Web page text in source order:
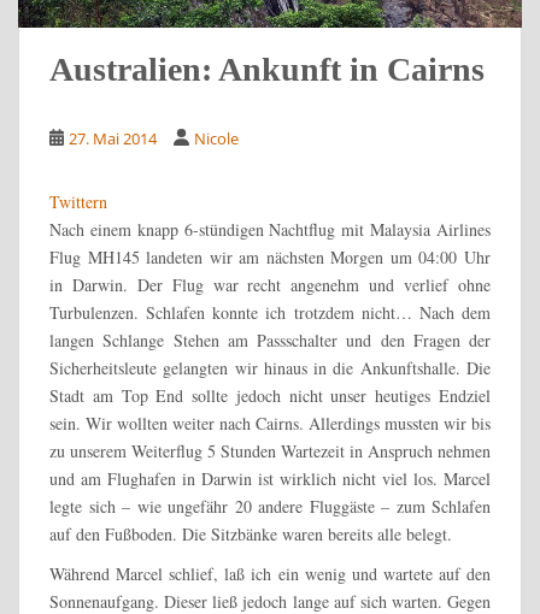
Australien: Ankunft in Cairns
27. Mai 2014 Nicole
Twittern
Nach einem knapp 6-stündigen Nachtflug mit Malaysia Airlines
Flug MH145 landeten wir am nächsten Morgen um 04:00 Uhr
in Darwin. Der Flug war recht angenehm und verlief ohne
Turbulenzen. Schlafen konnte ich trotzdem nicht… Nach dem
langen Schlange Stehen am Passschalter und den Fragen der
Sicherheitsleute gelangten wir hinaus in die Ankunftshalle. Die
Stadt am Top End sollte jedoch nicht unser heutiges Endziel
sein. Wir wollten weiter nach Cairns. Allerdings mussten wir bis
zu unserem Weiterflug 5 Stunden Wartezeit in Anspruch nehmen
und am Flughafen in Darwin ist wirklich nicht viel los. Marcel
legte sich – wie ungefähr 20 andere Fluggäste – zum Schlafen
auf den Fußboden. Die Sitzbänke waren bereits alle belegt.
Während Marcel schlief, laß ich ein wenig und wartete auf den
Sonnenaufgang. Dieser ließ jedoch lange auf sich warten. Gegen